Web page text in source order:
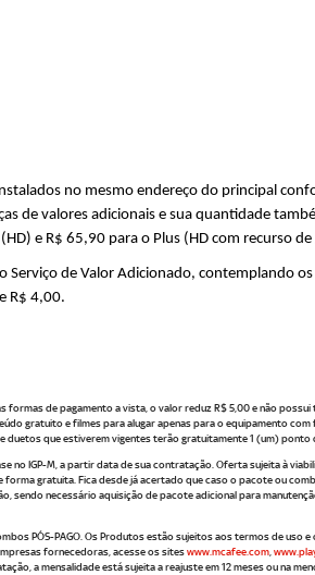
no mesmo endereço do principal
de valores adicionais e sua quantidade
e R$ 65,90 para o Plus (HD com recurso de
Serviço de Valor Adicionado, contemplando
R$ 4,00.
de pagamento a vista, o valor reduz R$ 5,00 e não possui
gratuito e filmes para alugar apenas para o equipamento
duetos que estiverem vigentes terão gratuitamente 1 (um) ponto
no IGP-M, a partir data de sua contratação. Oferta sujeita à
forma gratuita. Fica desde já acertado que caso o pacote ou
sendo necessário aquisição de pacote adicional para
PÓS-PAGO. Os Produtos estão sujeitos aos termos de uso
fornecedoras, acesse os siteswww.mcafee.com,
a mensalidade está sujeita a reajuste em 12 meses ou na